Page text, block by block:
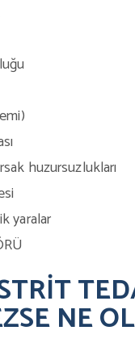
huzursuzlukları
yaralar
NE